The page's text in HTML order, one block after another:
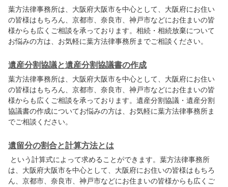
葉方法律事務所は、大阪府大阪市を中心として、大阪府にお住い
の皆様はもちろん、京都市、奈良市、神戸市などにお住まいの皆
様からも広くご相談を承っております。相続・相続放棄について
お悩みの方は、お気軽に葉方法律事務所までご相談ください。
遺産分割協議と遺産分割協議書の作成
葉方法律事務所は、大阪府大阪市を中心として、大阪府にお住い
の皆様はもちろん、京都市、奈良市、神戸市などにお住まいの皆
様からも広くご相談を承っております。遺産分割協議・遺産分割
協議書の作成についてお悩みの方は、お気軽に葉方法律事務所ま
でご相談ください。
遺留分の割合と計算方法とは
という計算式によって求めることができます。 葉方法律事務所
は、大阪府大阪市を中心として、大阪府にお住いの皆様はもちろ
ん、京都市、奈良市、神戸市などにお住まいの皆様からも広くご